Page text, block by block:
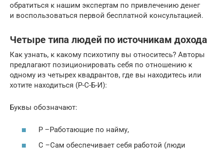
обратиться к нашим экспертам по привлечению денег
и воспользоваться первой бесплатной консультацией.
Четыре типа людей по источникам дохода
Как узнать, к какому психотипу вы относитесь? Авторы
предлагают позиционировать себя по отношению к
одному из четырех квадрантов, где вы находитесь или
хотите находиться (Р-С-Б-И):
Буквы обозначают:
Р –Работающие по найму,
С –Сам обеспечивает себя работой (люди